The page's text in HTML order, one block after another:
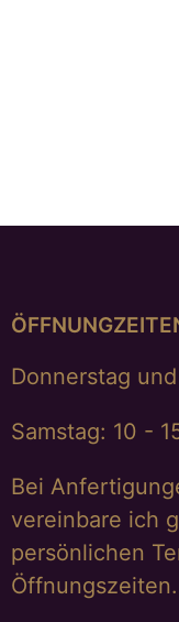
Donnerstag
Samstag: 10 -
Bei
vereinbare ich
persönlichen
Öffnungszeiten.